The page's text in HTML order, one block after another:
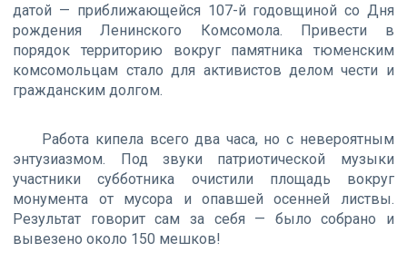
датой — приближающейся 107-й годовщиной со Дня
рождения Ленинского Комсомола. Привести в
порядок территорию вокруг памятника тюменским
комсомольцам стало для активистов делом чести и
гражданским долгом.
Работа кипела всего два часа, но с невероятным
энтузиазмом. Под звуки патриотической музыки
участники субботника очистили площадь вокруг
монумента от мусора и опавшей осенней листвы.
Результат говорит сам за себя — было собрано и
вывезено около 150 мешков!